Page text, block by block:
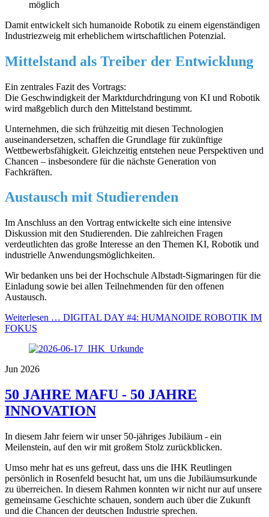
möglich
Damit entwickelt sich humanoide Robotik zu einem eigenständigen
Industriezweig mit erheblichem wirtschaftlichen Potenzial.
Mittelstand als Treiber der Entwicklung
Ein zentrales Fazit des Vortrags:
Die Geschwindigkeit der Marktdurchdringung von KI und Robotik
wird maßgeblich durch den Mittelstand bestimmt.
Unternehmen, die sich frühzeitig mit diesen Technologien
auseinandersetzen, schaffen die Grundlage für zukünftige
Wettbewerbsfähigkeit. Gleichzeitig entstehen neue Perspektiven und
Chancen – insbesondere für die nächste Generation von
Fachkräften.
Austausch mit Studierenden
Im Anschluss an den Vortrag entwickelte sich eine intensive
Diskussion mit den Studierenden. Die zahlreichen Fragen
verdeutlichten das große Interesse an den Themen KI, Robotik und
industrielle Anwendungsmöglichkeiten.
Wir bedanken uns bei der Hochschule Albstadt-Sigmaringen für die
Einladung sowie bei allen Teilnehmenden für den offenen
Austausch.
Weiterlesen … DIGITAL DAY #4: HUMANOIDE ROBOTIK IM
FOKUS
Jun 2026
50 JAHRE MAFU - 50 JAHRE
INNOVATION
In diesem Jahr feiern wir unser 50-jähriges Jubiläum - ein
Meilenstein, auf den wir mit großem Stolz zurückblicken.
Umso mehr hat es uns gefreut, dass uns die IHK Reutlingen
persönlich in Rosenfeld besucht hat, um uns die Jubiläumsurkunde
zu überreichen. In diesem Rahmen konnten wir nicht nur auf unsere
gemeinsame Geschichte schauen, sondern auch über die Zukunft
und die Chancen der deutschen Industrie sprechen.